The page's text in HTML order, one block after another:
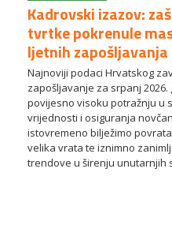
Kadrovski izazov:
tvrtke pokrenule
ljetnih zapošljavanja
Najnoviji podaci Hrvatskog
zapošljavanje za srpanj
povijesno visoku potražnju u
vrijednosti i osiguranja
istovremeno bilježimo
velika vrata te iznimno
trendove u širenju unutarnjih